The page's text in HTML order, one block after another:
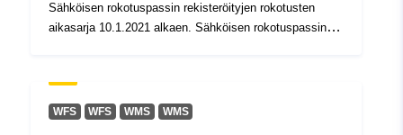
Sähköisen rokotuspassin rekisteröityjen rokotusten
aikasarja 10.1.2021 alkaen. Sähköisen rokotuspassin
28.6.2021 lähtien on käytetty Itävallan tilastokeskuksen
vuoden 2021 väestölukuja (http://www.statistik.at/web
WFS WFS WMS WMS